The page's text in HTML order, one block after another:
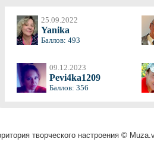
25.09.2022
Yanika
Баллов: 493
09.12.2023
Pevi4ka1209
Баллов: 356
творческого настроения ©